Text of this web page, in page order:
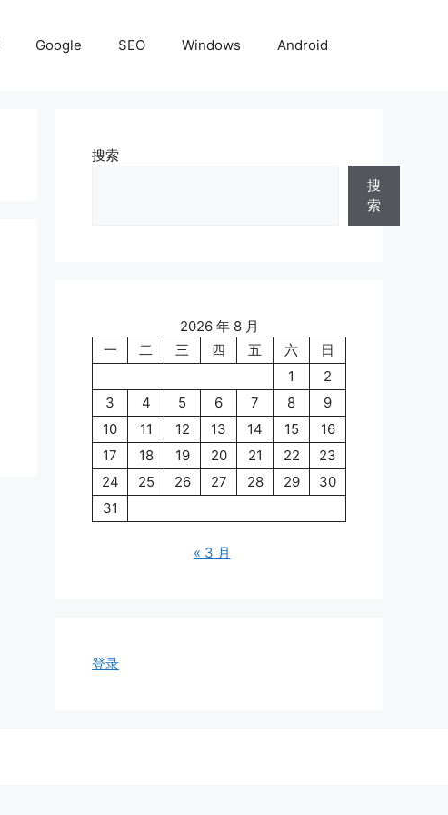
Google SEO Windows Android
搜索
搜
索
2026 年 8 月
一
二 三 四 五 六
日
1
2
3
4 5 6 7 8
9
10
11 12 13 14 15
16
17
18 19 20 21 22
23
24
25 26 27 28 29
30
31
« 3 月
登录